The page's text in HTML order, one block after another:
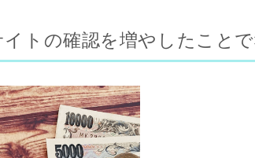
トの確認を増やしたこと